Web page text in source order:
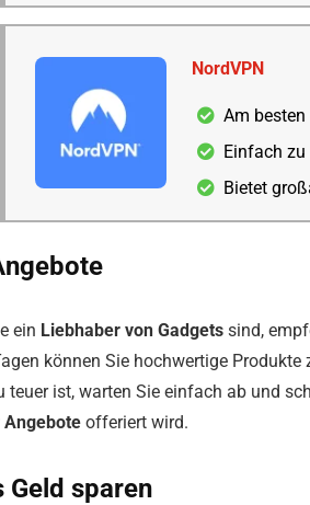
NordVPN
Am
Einfach zu
Bietet
ein Liebhaber von Gadgets sind,
können Sie hochwertige
teuer ist, warten Sie einfach ab und
Angebote offeriert wird.
Geld sparen